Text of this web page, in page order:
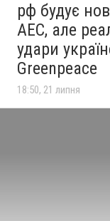
рф будує
АЕС, але
удари
Greenpeace
18:50, 21 липня